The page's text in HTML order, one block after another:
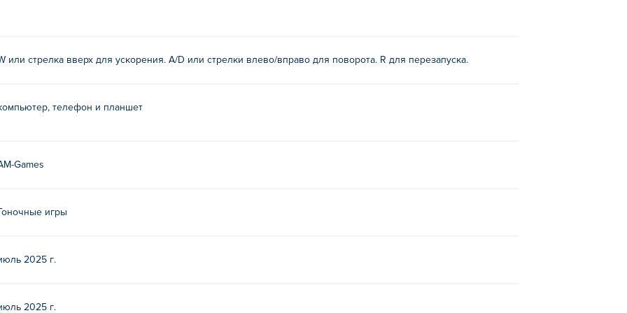
вверх
первая игра на Poki!
мобильных устройствах и компьютере?
или стрелка вверх для ускорения. A/D или стрелки влево/вправо для поворота. R для перезапуска.
телефон и планшет
Games
Гоночные игры
2025 г.
2025 г.